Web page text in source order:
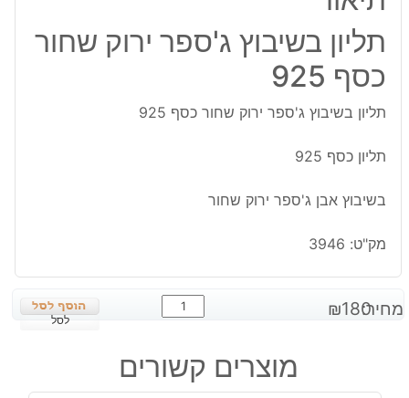
תליון בשיבוץ ג'ספר ירוק שחור
כסף 925
תליון בשיבוץ ג'ספר ירוק שחור כסף 925
תליון כסף 925
בשיבוץ אבן ג'ספר ירוק שחור
מק"ט: 3946
מחיר: ₪180
כמות
של
בשיבוץ
ג'ספר
לסל
מוצרים קשורים